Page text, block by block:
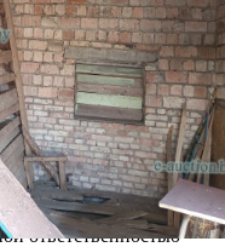
строении
Здание сарая
Здание
назначения
и
Одноэтажное
сарая с погребом
Общество с
ответственностью